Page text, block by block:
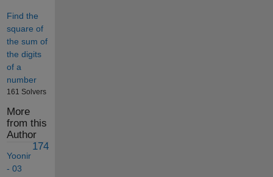
Find the
square of
the sum of
the digits
of a
number
161 Solvers
More
from this
Author
174
Yoonir
- 03